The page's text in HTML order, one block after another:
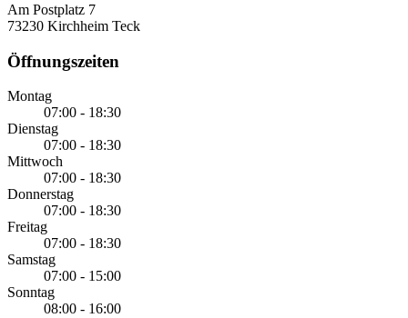
Am Postplatz 7
73230 Kirchheim Teck
Öffnungszeiten
Montag
07:00 - 18:30
Dienstag
07:00 - 18:30
Mittwoch
07:00 - 18:30
Donnerstag
07:00 - 18:30
Freitag
07:00 - 18:30
Samstag
07:00 - 15:00
Sonntag
08:00 - 16:00